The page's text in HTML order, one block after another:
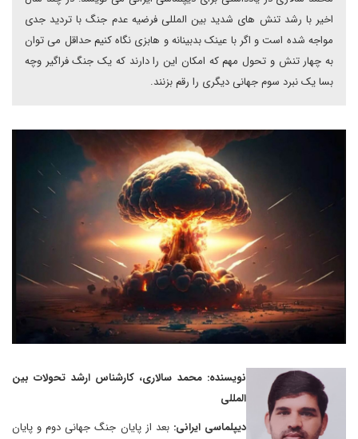
اخیر با رشد تنش های شدید بین المللی فرضیه عدم جنگ با تردید جدی
مواجه شده است و اگر با عینک بدبینانه و هابزی نگاه کنیم حداقل می توان
به چهار تنش و تحول مهم که امکان این را دارند که یک جنگ فراگیر وچه
بسا یک نبرد سوم جهانی دیگری را رقم بزنند.
نویسنده: محمد سالاری، کارشناس ارشد تحولات بین
المللی
دیپلماسی ایرانی:بعد از پایان جنگ جهانی دوم و پایان